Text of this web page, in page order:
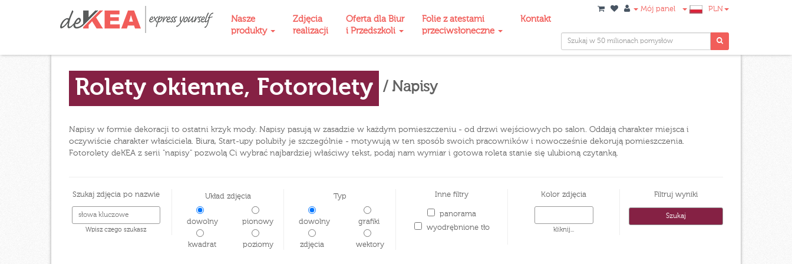
Nasze
produkty
Zdjęcia
realizacji
Oferta dla Biur
i Przedszkoli
Folie z atestami
przeciwsłoneczne
Kontakt
Mój panel PLN
Rolety okienne, Fotorolety / Napisy
Napisy w formie dekoracji to ostatni krzyk mody. Napisy pasują w zasadzie w każdym pomieszczeniu - od drzwi wejściowych po salon. Oddają charakter miejsca i
oczywiście charakter właściciela. Biura, Start-upy polubiły je szczególnie - motywują w ten sposób swoich pracowników i nowocześnie dekorują pomieszczenia.
Fotorolety deKEA z serii "napisy" pozwolą Ci wybrać najbardziej właściwy tekst, podaj nam wymiar i gotowa roleta stanie się ulubioną czytanką.
Szukaj zdjęcia po nazwie
Wpisz czego szukasz
Układ zdjęcia
dowolny
kwadrat
pionowy
poziomy
Typ
dowolny
zdjęcia
grafiki
wektory
Inne filtry
panorama
wyodrębnione tło
Kolor zdjęcia
kliknij...
Filtruj wyniki